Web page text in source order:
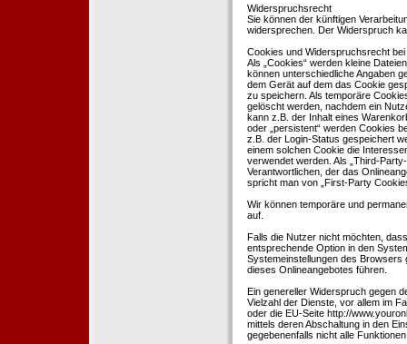
Widerspruchsrecht
Sie können der künftigen
widersprechen. Der Widerspruch
Cookies und Widerspruchsrecht
Als „Cookies“ werden kleine
können unterschiedliche Angaben
dem Gerät auf dem das Cookie
zu speichern. Als temporäre
gelöscht werden, nachdem ein
kann z.B. der Inhalt eines
oder „persistent“ werden Cookies
z.B. der Login-Status gespeichert
einem solchen Cookie die
verwendet werden. Als „Third-
Verantwortlichen, der das
spricht man von „First-Party
Wir können temporäre und
auf.
Falls die Nutzer nicht möchten,
entsprechende Option in den
Systemeinstellungen des
dieses Onlineangebotes führen.
Ein genereller Widerspruch gegen
Vielzahl der Dienste, vor allem im
oder die EU-Seite http://
mittels deren Abschaltung in den
gegebenenfalls nicht alle